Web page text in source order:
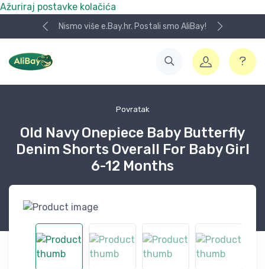
Ažuriraj postavke kolačića
Nismo više e.Bay.hr. Postali smo AliBay!
Povratak
Old Navy Onepiece Baby Butterfly
Denim Shorts Overall For Baby Girl
6-12 Months